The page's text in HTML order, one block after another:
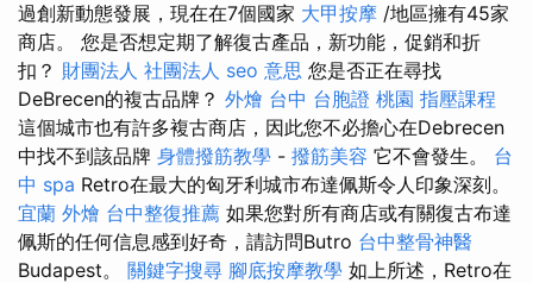
過創新動態發展，現在在7個國家 大甲按摩 /地區擁有45家
商店。 您是否想定期了解復古產品，新功能，促銷和折
扣？ 財團法人 社團法人 seo 意思 您是否正在尋找
DeBrecen的複古品牌？ 外燴 台中 台胞證 桃園 指壓課程
這個城市也有許多複古商店，因此您不必擔心在Debrecen
中找不到該品牌 身體撥筋教學 - 撥筋美容 它不會發生。 台
中 spa Retro在最大的匈牙利城市布達佩斯令人印象深刻。
宜蘭 外燴 台中整復推薦 如果您對所有商店或有關復古布達
佩斯的任何信息感到好奇，請訪問Butro 台中整骨神醫
Budapest。 關鍵字搜尋 腳底按摩教學 如上所述，Retro在